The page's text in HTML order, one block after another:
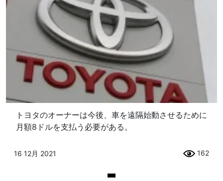
トヨタのオーナーは今後、車を遠隔始動させるために
月額8ドルを支払う必要がある。
16 12月 2021 162